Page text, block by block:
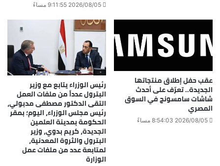
2026/08/05 9:11:55 مساءً
عقب حفل إطلاق منتجاتها
الجديدة.. تعرّف على أحدث
شاشات سامسونج في السوق
المصري
2026/08/05 8:54:03 مساءً
رئيس الوزراء يتابع مع وزير
البترول عدداً من ملفات العمل
التقى الدكتور مصطفى مدبولي،
رئيس مجلس الوزراء، اليوم؛ بمقر
الحكومة بمدينة العلمين
الجديدة، كريم بدوي، وزير
البترول والثروة المعدنية،
لمتابعة عدد من ملفات عمل
الوزارة